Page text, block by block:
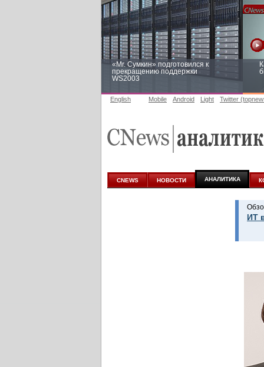
«Mr. Сумкин» подготовился к
прекращению поддержки
WS2003
аналитике
English Mobile Android Light Twitter
CNEWS НОВОСТИ АНАЛИТИКА
ИТ